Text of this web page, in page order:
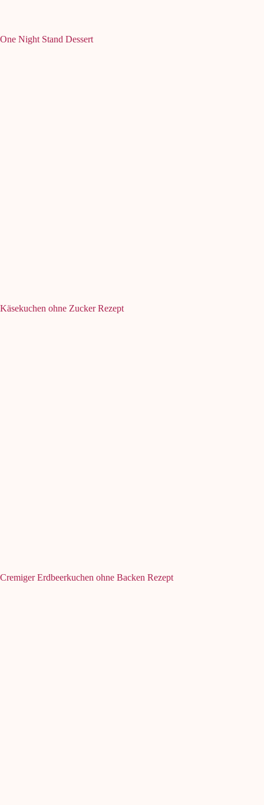
One Night Stand Dessert
Käsekuchen ohne Zucker Rezept
Cremiger Erdbeerkuchen ohne Backen Rezept